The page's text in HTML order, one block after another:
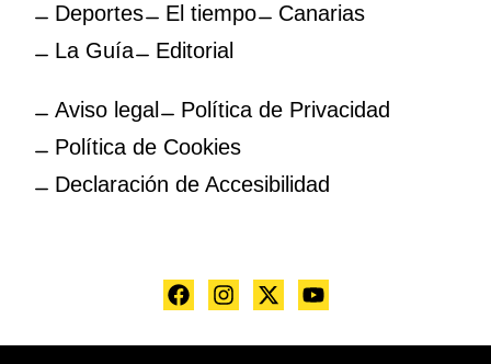
Deportes
El tiempo
Canarias
La Guía
Editorial
Aviso legal
Política de Privacidad
Política de Cookies
Declaración de Accesibilidad